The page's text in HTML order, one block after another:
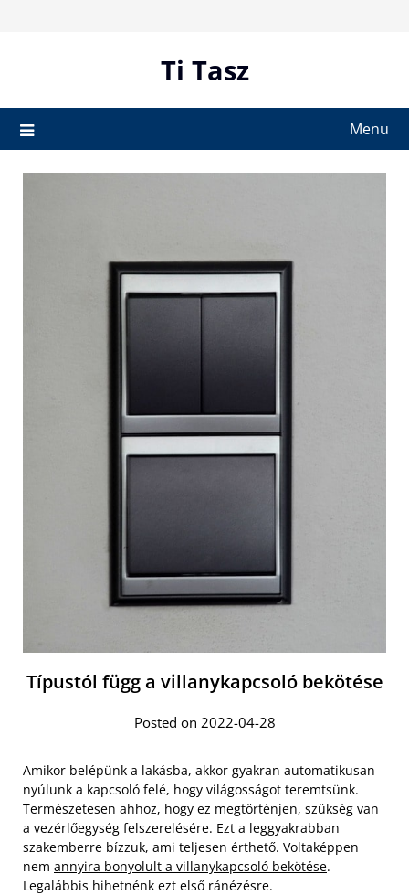
Ti Tasz
Menu
Típustól függ a villanykapcsoló bekötése
Posted on 2022-04-28
Amikor belépünk a lakásba, akkor gyakran automatikusan
nyúlunk a kapcsoló felé, hogy világosságot teremtsünk.
Természetesen ahhoz, hogy ez megtörténjen, szükség van
a vezérlőegység felszerelésére. Ezt a leggyakrabban
szakemberre bízzuk, ami teljesen érthető. Voltaképpen
nem annyira bonyolult a villanykapcsoló bekötése.
Legalábbis hihetnénk ezt első ránézésre.